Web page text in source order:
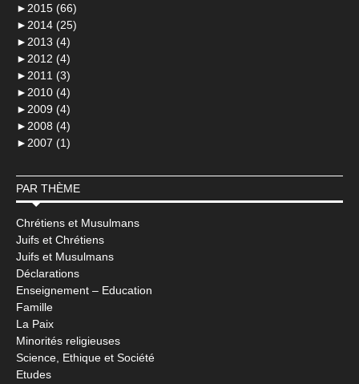
► 2015 (66)
► 2014 (25)
► 2013 (4)
► 2012 (4)
► 2011 (3)
► 2010 (4)
► 2009 (4)
► 2008 (4)
► 2007 (1)
PAR THÈME
Chrétiens et Musulmans
Juifs et Chrétiens
Juifs et Musulmans
Déclarations
Enseignement – Education
Famille
La Paix
Minorités religieuses
Science, Ethique et Société
Etudes